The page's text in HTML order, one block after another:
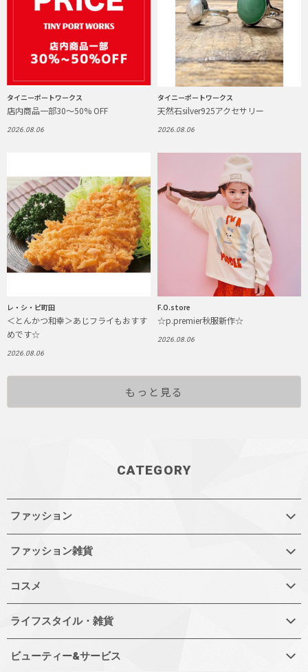
タイニーポートワークス
店内商品一部30〜50% OFF
2026.08.06
タイニーポートワークス
天然石silver925アクセサリー
2026.08.06
レ・シ・ピ町田
＜とんかつ和幸＞あじフライもおすす
めです☆
2026.08.06
F.O.store
☆p.premier秋服新作☆
2026.08.06
もっと見る
CATEGORY
ファッション
ファッション雑貨
コスメ
ライフスタイル・雑貨
ビューティー&サービス